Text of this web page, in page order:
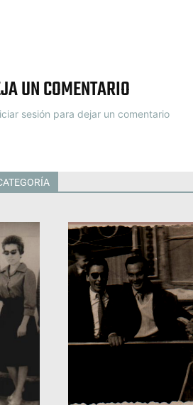
UN COMENTARIO
sesión para dejar un comentario